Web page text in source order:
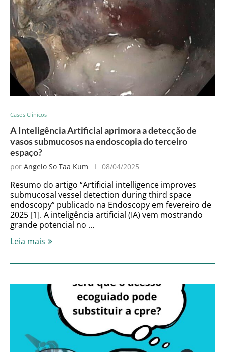
Casos Clínicos
A Inteligência Artificial aprimora a detecção de
vasos submucosos na endoscopia do terceiro
espaço?
por Angelo So Taa Kum 08/04/2025
Resumo do artigo “Artificial intelligence improves
submucosal vessel detection during third space
endoscopy” publicado na Endoscopy em fevereiro de
2025 [1]. A inteligência artificial (IA) vem mostrando
grande potencial no …
Leia mais